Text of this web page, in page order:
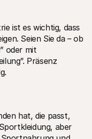
ist es wichtig, dass
Seien Sie da – ob
oder mit
Präsenz
hat, die passt,
aber